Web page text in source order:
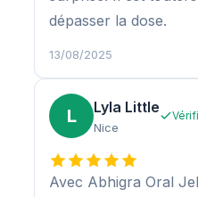
dépasser la dose.
13/08/2025
L Lyla Little
Nice
Avec Abhigra Oral